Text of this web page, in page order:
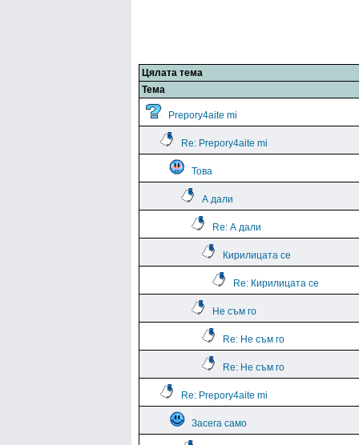
Цялата тема
Тема
Prepory4aite mi
Re: Prepory4aite mi
Това
А дали
Re: А дали
Кирилицата се
Re: Кирилицата се
Не съм го
Re: Не съм го
Re: Не съм го
Re: Prepory4aite mi
Засега само